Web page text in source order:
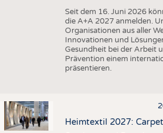
Seit dem 16. Juni 2026
die A+A 2027 anmelden.
Organisationen aus aller
Innovationen und
Gesundheit bei der Arbeit
Prävention einem
präsentieren.
Heimtextil 2027: